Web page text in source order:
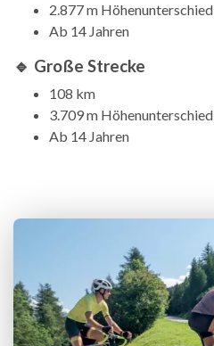
2.877 m Höhenunterschied
Ab 14 Jahren
🔹 Große Strecke
108 km
3.709 m Höhenunterschied
Ab 14 Jahren